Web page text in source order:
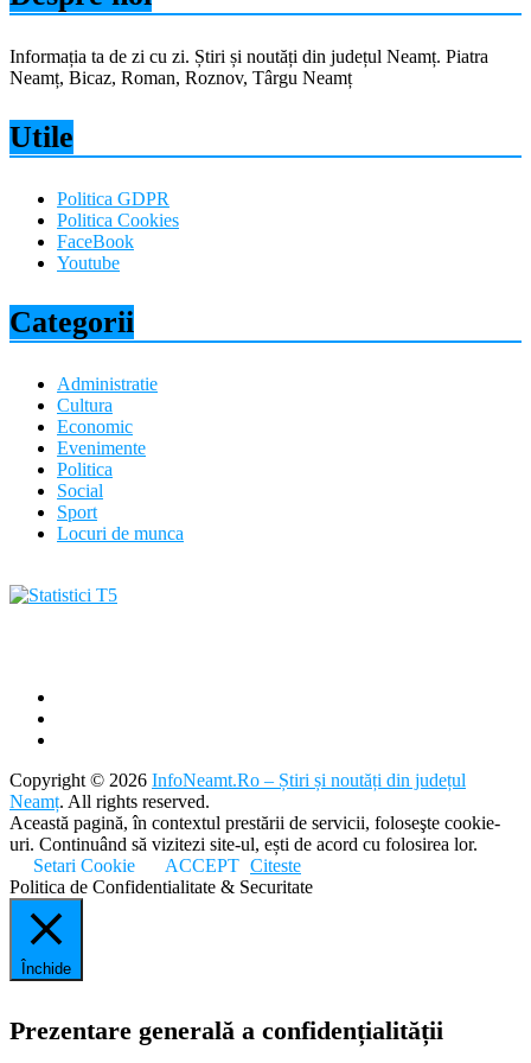
Informația ta de zi cu zi. Știri și noutăți din județul Neamț. Piatra
Neamț, Bicaz, Roman, Roznov, Târgu Neamț
Utile
Politica GDPR
Politica Cookies
FaceBook
Youtube
Categorii
Administratie
Cultura
Economic
Evenimente
Politica
Social
Sport
Locuri de munca
Copyright © 2026 InfoNeamt.Ro – Știri și noutăți din județul
Neamț. All rights reserved.
Această pagină, în contextul prestării de servicii, foloseşte cookie-
uri. Continuând să vizitezi site-ul, ești de acord cu folosirea lor.
Setari Cookie
ACCEPT Citeste
Politica de Confidentialitate & Securitate
Închide
Prezentare generală a confidențialității